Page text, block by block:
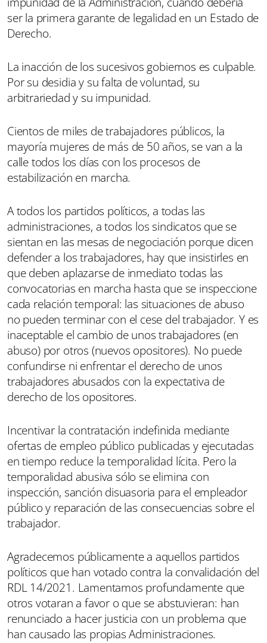
ser la primera garante de legalidad en un Estado de
Derecho.
La inacción de los sucesivos gobiernos es culpable.
Por su desidia y su falta de voluntad, su
arbitrariedad y su impunidad.
Cientos de miles de trabajadores públicos, la
mayoría mujeres de más de 50 años, se van a la
calle todos los días con los procesos de
estabilización en marcha.
A todos los partidos políticos, a todas las
administraciones, a todos los sindicatos que se
sientan en las mesas de negociación porque dicen
defender a los trabajadores, hay que insistirles en
que deben aplazarse de inmediato todas las
convocatorias en marcha hasta que se inspeccione
cada relación temporal: las situaciones de abuso
no pueden terminar con el cese del trabajador. Y es
inaceptable el cambio de unos trabajadores (en
abuso) por otros (nuevos opositores). No puede
confundirse ni enfrentar el derecho de unos
trabajadores abusados con la expectativa de
derecho de los opositores.
Incentivar la contratación indefinida mediante
ofertas de empleo público publicadas y ejecutadas
en tiempo reduce la temporalidad lícita. Pero la
temporalidad abusiva sólo se elimina con
inspección, sanción disuasoria para el empleador
público y reparación de las consecuencias sobre el
trabajador.
Agradecemos públicamente a aquellos partidos
políticos que han votado contra la convalidación del
RDL 14/2021. Lamentamos profundamente que
otros votaran a favor o que se abstuvieran: han
renunciado a hacer justicia con un problema que
han causado las propias Administraciones.